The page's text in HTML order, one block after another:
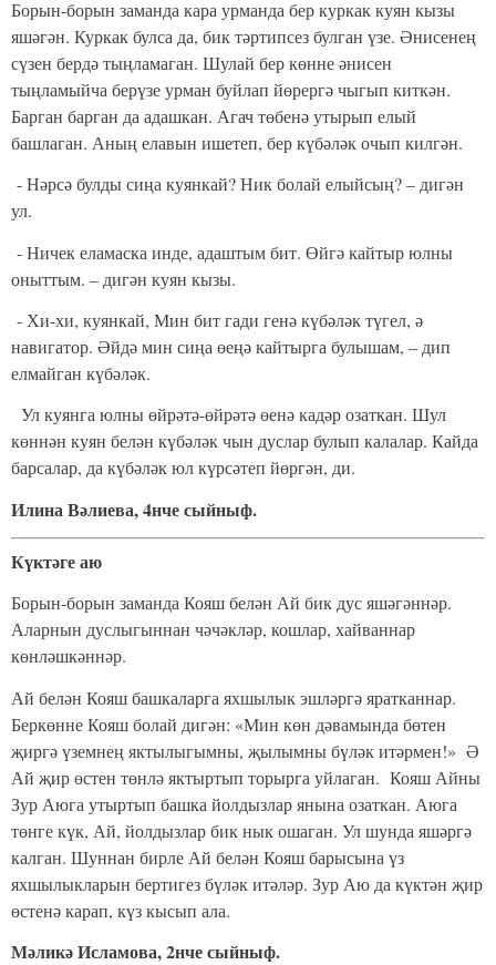
Борын-борын заманда кара урманда бер куркак куян кызы
яшәгән. Куркак булса да, бик тәртипсез булган үзе. Әнисенең
сүзен бердә тыңламаган. Шулай бер көнне әнисен
тыңламыйча берүзе урман буйлап йөрергә чыгып киткән.
Барган барган да адашкан. Агач төбенә утырып елый
башлаган. Аның елавын ишетеп, бер күбәләк очып килгән.
- Нәрсә булды сиңа куянкай? Ник болай елыйсың? – дигән
ул.
- Ничек еламаска инде, адаштым бит. Өйгә кайтыр юлны
оныттым. – дигән куян кызы.
- Хи-хи, куянкай, Мин бит гади генә күбәләк түгел, ә
навигатор. Әйдә мин сиңа өеңә кайтырга булышам, – дип
елмайган күбәләк.
Ул куянга юлны өйрәтә-өйрәтә өенә кадәр озаткан. Шул
көннән куян белән күбәләк чын дуслар булып калалар. Кайда
барсалар, да күбәләк юл күрсәтеп йөргән, ди.
Илина Вәлиева, 4нче сыйныф.
Күктәге аю
Борын-борын заманда Кояш белән Ай бик дус яшәгәннәр.
Аларнын дуслыгыннан чәчәкләр, кошлар, хайваннар
көнләшкәннәр.
Ай белән Кояш башкаларга яхшылык эшләргә яратканнар.
Беркөнне Кояш болай дигән: «Мин көн дәвамында бөтен
җиргә үземнең яктылыгымны, җылымны бүләк итәрмен!» Ә
Ай җир өстен төнлә яктыртып торырга уйлаган. Кояш Айны
Зур Аюга утыртып башка йолдызлар янына озаткан. Аюга
төнге күк, Ай, йолдызлар бик нык ошаган. Ул шунда яшәргә
калган. Шуннан бирле Ай белән Кояш барысына үз
яхшылыкларын бертигез бүләк итәләр. Зур Аю да күктән җир
өстенә карап, күз кысып ала.
Мәликә Исламова, 2нче сыйныф.